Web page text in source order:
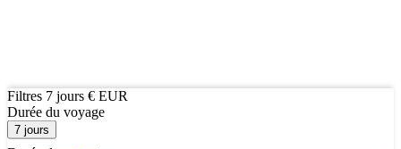
Filtres 7 jours € EUR
Durée du voyage
7 jours